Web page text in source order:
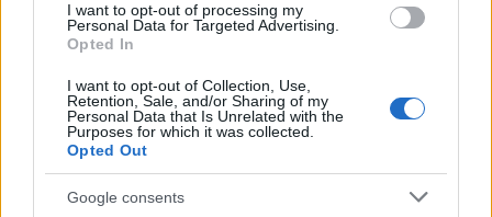
I want to opt-out of processing my
Personal Data for Targeted Advertising.
Opted In
I want to opt-out of Collection, Use,
Retention, Sale, and/or Sharing of my
Personal Data that Is Unrelated with the
Purposes for which it was collected.
Opted Out
Google consents
Film India Filmfesztivál